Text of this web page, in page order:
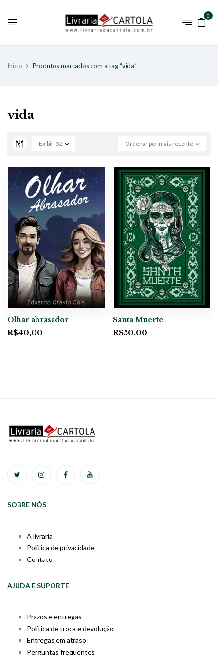
0
Início Produtos marcados com a tag “vida”
vida
Ordenar por mais recente
Exibir 32
Olhar abrasador
R$40,00
Santa Muerte
R$50,00
SOBRE NÓS
A livraria
Política de privacidade
Contato
AJUDA E SUPORTE
Prazos e entregas
Política de troca e devolução
Entregas em atraso
Perguntas frequentes